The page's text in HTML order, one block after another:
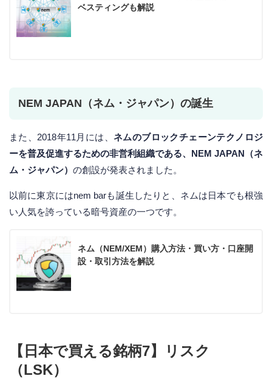
ベスティングも解説
NEM JAPAN（ネム・ジャパン）の誕生
また、2018年11月には、 ネムのブロックチェーンテクノロジ
ーを普及促進するための非営利組織である、NEM JAPAN（ネ
ム・ジャパン） の創設が発表されました。
以前に東京にはnem barも誕生したりと、ネムは日本でも根強
い人気を誇っている暗号資産の一つです。
ネム（NEM/XEM）購入方法・買い方・口座開
設・取引方法を解説
【日本で買える銘柄7】リスク
（LSK）